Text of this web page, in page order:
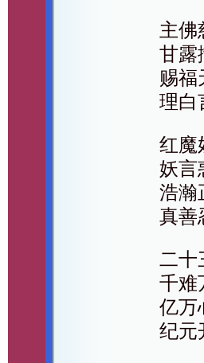
主佛
甘露
赐福
理白
红魔
妖言
浩瀚
真善
二十
千难
亿万
纪元